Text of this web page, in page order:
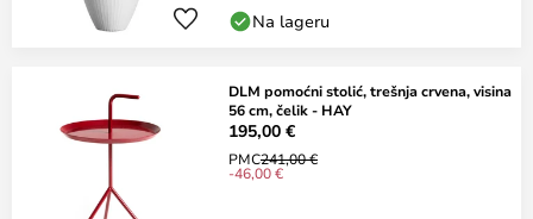
Na lageru
DLM pomoćni stolić, trešnja crvena, visina
56 cm, čelik - HAY
195,00 €
PMC241,00 €
-46,00 €